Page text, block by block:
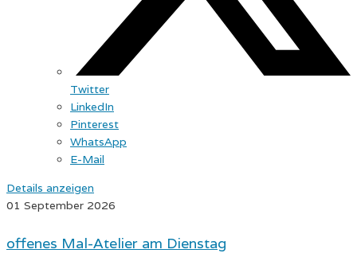
Twitter
LinkedIn
Pinterest
WhatsApp
E-Mail
Details anzeigen
01 September 2026
offenes Mal-Atelier am Dienstag